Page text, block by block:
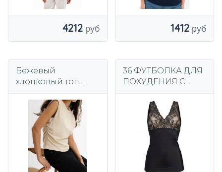
4212 1412
Бежевый
хлопковый топ
36 ФУТБОЛКА ДЛЯ
ПОХУДЕНИЯ С